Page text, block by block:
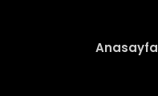
Anasayfa